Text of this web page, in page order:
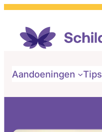
Aandoeningen Tips